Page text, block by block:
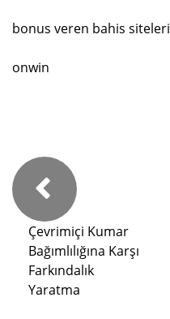
bonus veren bahis siteleri
onwin
Çevrimiçi Kumar
Bağımlılığına Karşı
Farkındalık
Yaratma